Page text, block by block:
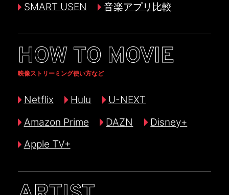
SMART USEN
音楽アプリ比較
HOW TO MOVIE
映像ストリーミング使い方など
Netflix Hulu
U-NEXT
Amazon Prime
DAZN
Disney+
Apple TV+